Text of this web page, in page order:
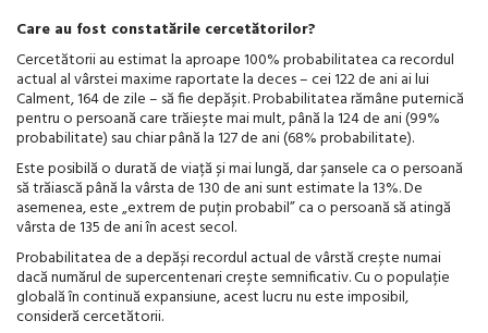
Care au fost constatările cercetătorilor?
Cercetătorii au estimat la aproape 100% probabilitatea ca recordul
actual al vârstei maxime raportate la deces – cei 122 de ani ai lui
Calment, 164 de zile – să fie depășit. Probabilitatea rămâne puternică
pentru o persoană care trăiește mai mult, până la 124 de ani (99%
probabilitate) sau chiar până la 127 de ani (68% probabilitate).
Este posibilă o durată de viață și mai lungă, dar șansele ca o persoană
să trăiască până la vârsta de 130 de ani sunt estimate la 13%. De
asemenea, este „extrem de puțin probabil” ca o persoană să atingă
vârsta de 135 de ani în acest secol.
Probabilitatea de a depăși recordul actual de vârstă crește numai
dacă numărul de supercentenari crește semnificativ. Cu o populație
globală în continuă expansiune, acest lucru nu este imposibil,
consideră cercetătorii.